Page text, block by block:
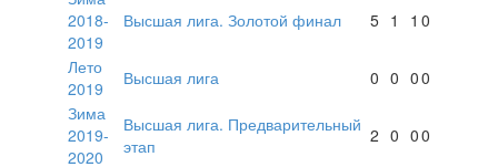
2018-
2019
Высшая лига. Золотой финал 5 1 1 0
Лето
2019
Высшая лига 0 0 00
Зима
2019-
2020
Высшая лига. Предварительный
этап
2 0 00